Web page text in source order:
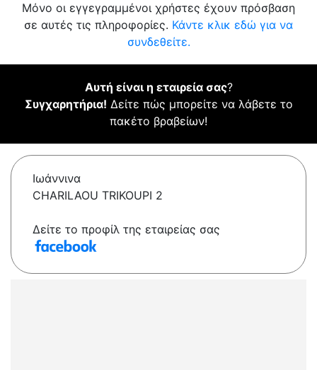
Μόνο οι εγγεγραμμένοι χρήστες έχουν πρόσβαση
σε αυτές τις πληροφορίες. Κάντε κλικ εδώ για να
συνδεθείτε.
Αυτή είναι η εταιρεία σας?
Συγχαρητήρια! Δείτε πώς μπορείτε να λάβετε το
πακέτο βραβείων!
Ιωάννινα
CHARILAOU TRIKOUPI 2
Δείτε το προφίλ της εταιρείας σας